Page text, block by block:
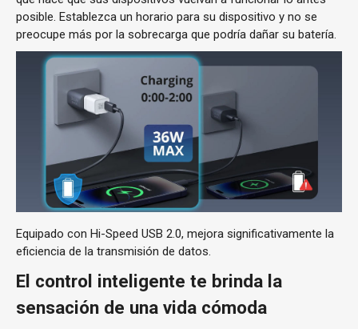
posible. Establezca un horario para su dispositivo y no se
preocupe más por la sobrecarga que podría dañar su batería.
Equipado con Hi-Speed ​​USB 2.0, mejora significativamente la
eficiencia de la transmisión de datos.
El control inteligente te brinda la
sensación de una vida cómoda